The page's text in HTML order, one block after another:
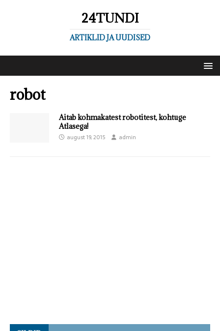
24TUNDI
ARTIKLID JA UUDISED
robot
Aitab kohmakatest robotitest, kohtuge
Atlasega!
august 19, 2015 admin